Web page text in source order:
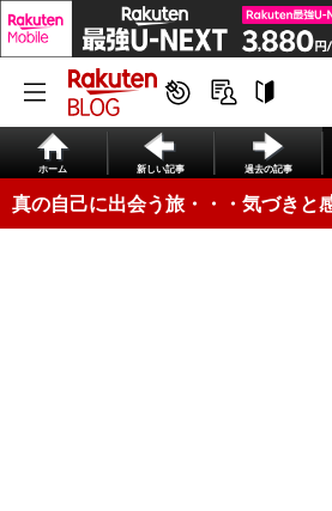
ホーム 新しい記事 過去の記事
真の自己に出会う旅・・・気づきと